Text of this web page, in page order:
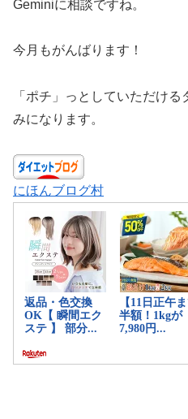
Geminiに相談ですね。
今月もがんばります！
「ポチ」っとしていただけ
みになります。
にほんブログ村